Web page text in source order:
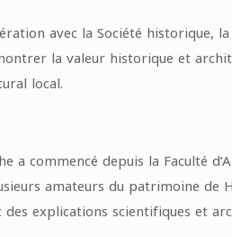
avec la Société historique,
la valeur historique et
local.
a commencé depuis la Faculté
amateurs du patrimoine de
des explications scientifiques et